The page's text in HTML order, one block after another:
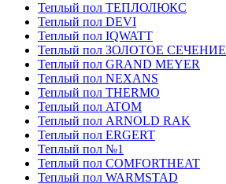
Теплый пол ТЕПЛОЛЮКС
Теплый пол DEVI
Теплый пол IQWATT
Теплый пол ЗОЛОТОЕ СЕЧЕНИЕ
Теплый пол GRAND MEYER
Теплый пол NEXANS
Теплый пол THERMO
Теплый пол ATOM
Теплый пол ARNOLD RAK
Теплый пол ERGERT
Теплый пол №1
Теплый пол COMFORTHEAT
Теплый пол WARMSTAD